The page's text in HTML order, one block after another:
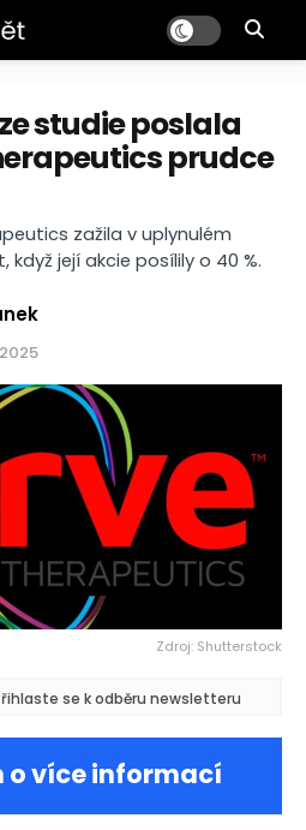
studie poslala
prudce
zažila v uplynulém
její akcie posílily o 40 %.
Zdroj: Shutterstock
se k odběru newsletteru
o více informací